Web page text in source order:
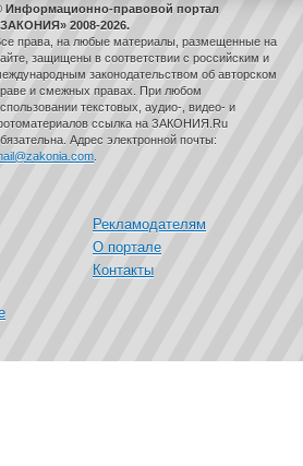
Информационно-правовой портал
2008-2026.
права, на любые материалы, размещенные на
защищены в соответствии с российским и
законодательством об авторском
и смежных правах. При любом
текстовых, аудио-, видео- и
ссылка на ЗАКОНИЯ.Ru
Адрес электронной почты:
Рекламодателям
О портале
Контакты